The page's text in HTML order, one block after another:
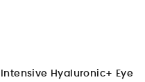
Intensive Hyaluronic+ Eye